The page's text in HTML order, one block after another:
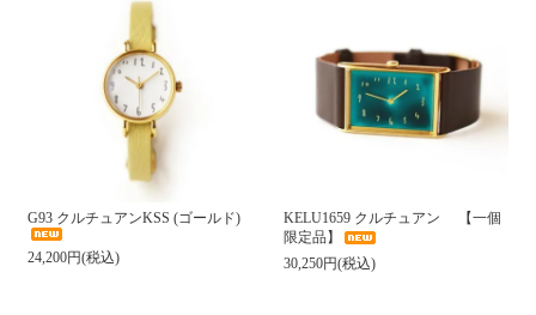
G93 クルチュアンKSS (ゴールド)
24,200円(税込)
KELU1659 クルチュアン 【一個
限定品】
30,250円(税込)